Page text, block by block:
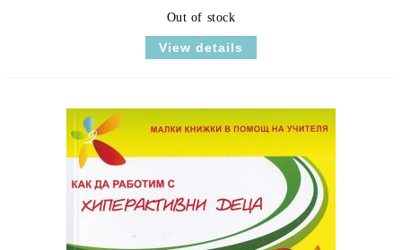
Out of stock
View details